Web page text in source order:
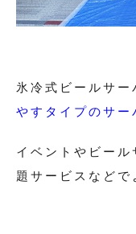
氷冷式ビールサー
やすタイプのサー
イベントやビー
題サービスなどで